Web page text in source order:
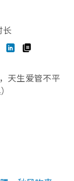
长
天生爱管不平